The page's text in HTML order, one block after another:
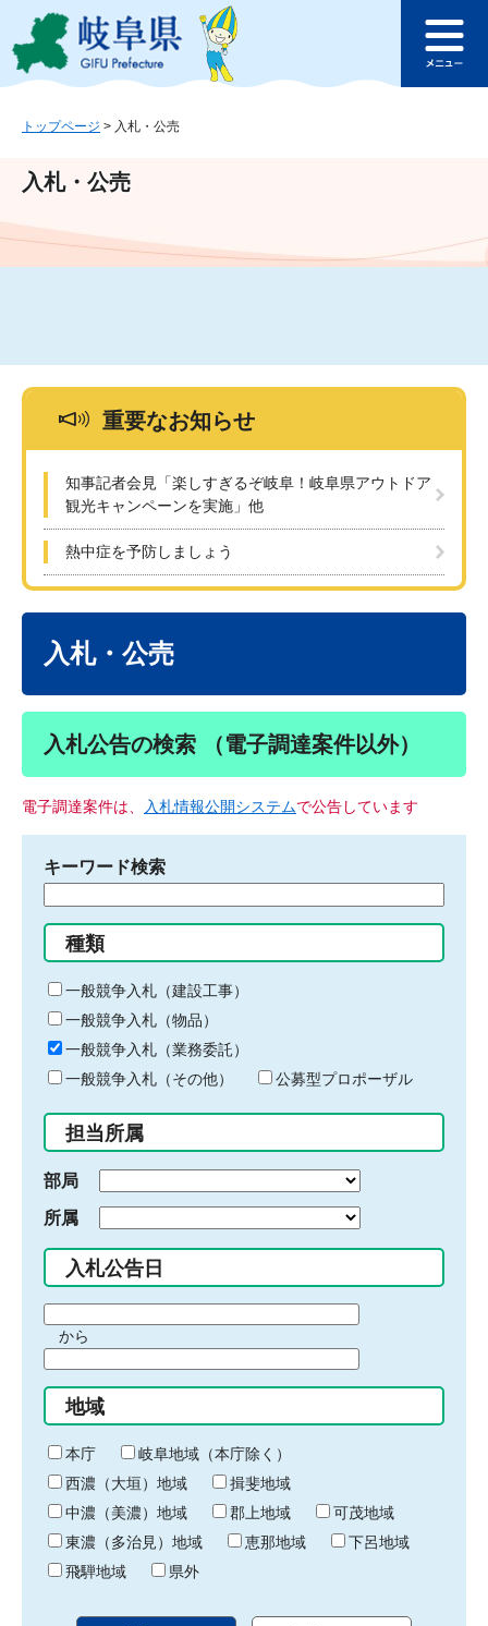
ジ
ュ
文
このページの本文へ
ュ
トップページ > 入札・公売
入札・公売
重要なお知らせ
知事記者会見「楽しすぎるぞ岐阜！岐阜県アウトドア
観光キャンペーンを実施」他
熱中症を予防しましょう
入札・公売
入札公告の検索 （電子調達案件以外）
電子調達案件は、 入札情報公開システムで公告しています
キーワード検索
る
キ
ー
ワ
ー
ド
入
力
種類
一般競争入札（建設工事）
一般競争入札（物品）
一般競争入札（業務委託）
一般競争入札（その他）
公募型プロポーザル
担当所属
部局
所属
入札公告日
間
始
り
から
間
終
わ
り
地域
本庁
岐阜地域（本庁除く）
西濃（大垣）地域
揖斐地域
中濃（美濃）地域
郡上地域
可茂地域
東濃（多治見）地域
恵那地域
下呂地域
飛騨地域
県外